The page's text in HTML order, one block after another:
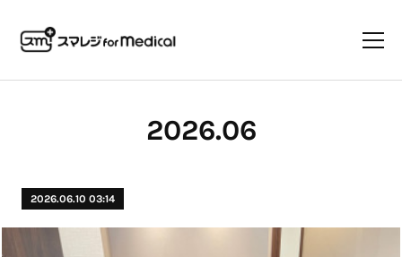
2026.06
2026.06.10 03:14